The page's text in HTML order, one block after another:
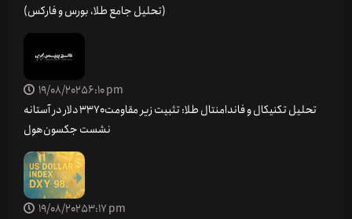
(تحلیل جامع طلا، بورس و فارکس)
19/08/20256:10 pm
تحلیل تکنیکال و فاندامنتال طلا: تثبیت زیر مقاومت ۳۳۷۰ دلار در آستانه
نشست جکسون‌هول
19/08/20253:17 pm